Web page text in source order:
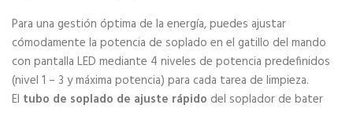
Para una gestión óptima de la energía, puedes ajustar
cómodamente la potencia de soplado en el gatillo del mando
con pantalla LED mediante 4 niveles de potencia predefinidos
(nivel 1 – 3 y máxima potencia) para cada tarea de limpieza.
El tubo de soplado de ajuste rápido del soplador de bater